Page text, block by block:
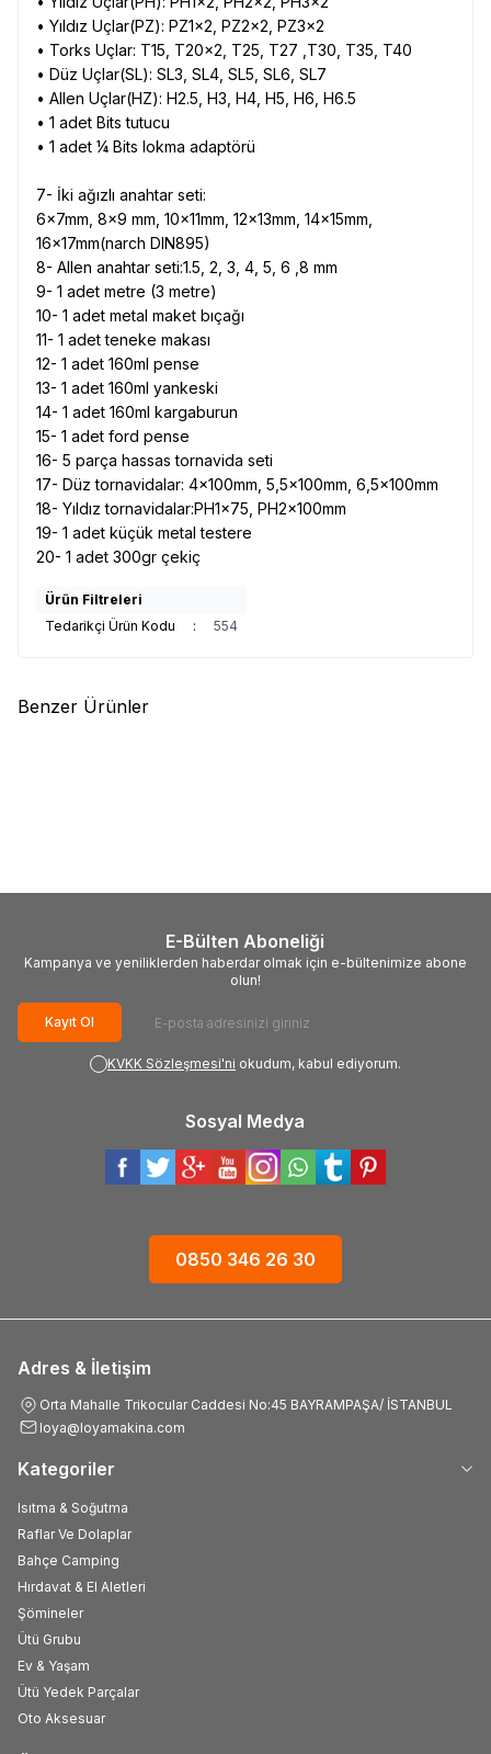
• Yıldız Uçlar(PZ): PZ1x2, PZ2x2, PZ3x2
• Torks Uçlar: T15, T20x2, T25, T27 ,T30, T35, T40
• Düz Uçlar(SL): SL3, SL4, SL5, SL6, SL7
• Allen Uçlar(HZ): H2.5, H3, H4, H5, H6, H6.5
• 1 adet Bits tutucu
• 1 adet ¼ Bits lokma adaptörü
7- İki ağızlı anahtar seti:
6x7mm, 8x9 mm, 10x11mm, 12x13mm, 14x15mm,
16x17mm(narch DIN895)
8- Allen anahtar seti:1.5, 2, 3, 4, 5, 6 ,8 mm
9- 1 adet metre (3 metre)
10- 1 adet metal maket bıçağı
11- 1 adet teneke makası
12- 1 adet 160ml pense
13- 1 adet 160ml yankeski
14- 1 adet 160ml kargaburun
15- 1 adet ford pense
16- 5 parça hassas tornavida seti
17- Düz tornavidalar: 4x100mm, 5,5x100mm, 6,5x100mm
18- Yıldız tornavidalar:PH1x75, PH2x100mm
19- 1 adet küçük metal testere
20- 1 adet 300gr çekiç
Ürün Filtreleri
Tedarikçi Ürün Kodu
: 554
Benzer Ürünler
E-Bülten Aboneliği
Kampanya ve yeniliklerden haberdar olmak için e-bültenimize abone
olun!
Kayıt Ol
KVKK Sözleşmesi'ni okudum, kabul ediyorum.
Sosyal Medya
0850 346 26 30
Adres & İletişim
Orta Mahalle Trikocular Caddesi No:45 BAYRAMPAŞA/ İSTANBUL
loya@loyamakina.com
Kategoriler
Isıtma & Soğutma
Raflar Ve Dolaplar
Bahçe Camping
Hırdavat & El Aletleri
Şömineler
Ütü Grubu
Ev & Yaşam
Ütü Yedek Parçalar
Oto Aksesuar